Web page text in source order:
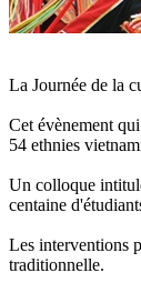
La Journée de la
Cet évènement
54 ethnies
Un colloque
centaine
Les interventions
traditionnelle.